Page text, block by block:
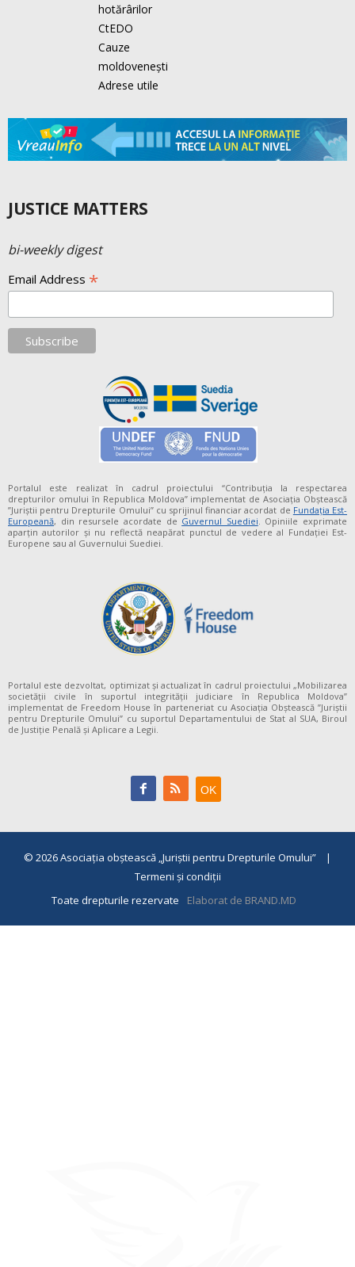
hotărârilor
CtEDO
Cauze
moldovenești
Adrese utile
JUSTICE MATTERS
bi-weekly digest
Email Address *
Portalul este realizat în cadrul proiectului “Contribuția la respectarea
drepturilor omului în Republica Moldova” implementat de Asociația Obștească
”Juriștii pentru Drepturile Omului” cu sprijinul financiar acordat de Fundaţia Est-
Europeană, din resursele acordate de Guvernul Suediei . Opiniile exprimate
aparţin autorilor şi nu reflectă neapărat punctul de vedere al Fundației Est-
Europene sau al Guvernului Suediei.
Portalul este dezvoltat, optimizat și actualizat în cadrul proiectului „Mobilizarea
societății civile în suportul integrității judiciare în Republica Moldova”
implementat de Freedom House în parteneriat cu Asociația Obștească ”Juriștii
pentru Drepturile Omului” cu suportul Departamentului de Stat al SUA, Biroul
de Justiție Penală și Aplicare a Legii.
© 2026Asociaţia obştească „Juriştii pentru Drepturile Omului” |
Termeni și condiții
Toate drepturile rezervate
Elaborat de BRAND.MD